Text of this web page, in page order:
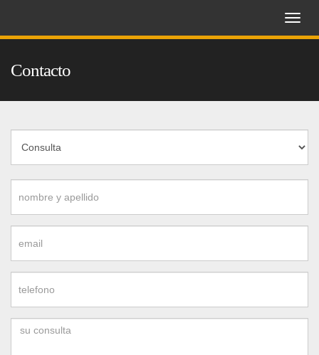
Toggle
Contacto